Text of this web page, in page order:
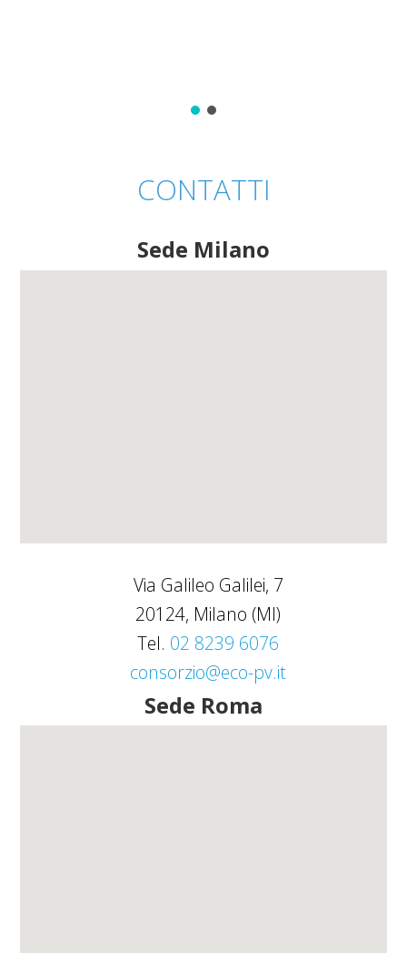
CONTATTI
Sede Milano
Via Galileo Galilei, 7
20124, Milano (MI)
Tel. 02 8239 6076
consorzio@eco-pv.it
Sede Roma